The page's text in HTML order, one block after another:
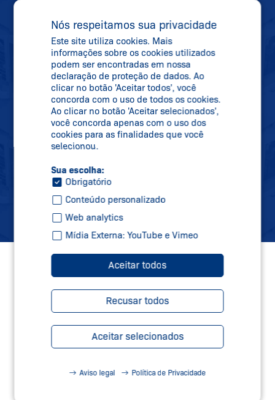
MANTENHA-SE
ATUALIZADO
Se inscreva em nossa newsletter e receba
todas as informações sobre novidades,
datas de feiras e novos produtos
diretamente na sua caixa de correio.
Inscreva-se
Nós respeitamos sua privacidade
Este site utiliza cookies. Mais
informações sobre os cookies utilizados
podem ser encontradas em nossa
declaração de proteção de dados. Ao
clicar no botão 'Aceitar todos', você
concorda com o uso de todos os cookies.
Ao clicar no botão 'Aceitar selecionados',
você concorda apenas com o uso dos
cookies para as finalidades que você
selecionou.
Sua escolha:
Obrigatório
Conteúdo personalizado
Web analytics
Mídia Externa: YouTube e Vimeo
Aceitar todos
Recusar todos
Aceitar selecionados
Aviso legal Política de Privacidade